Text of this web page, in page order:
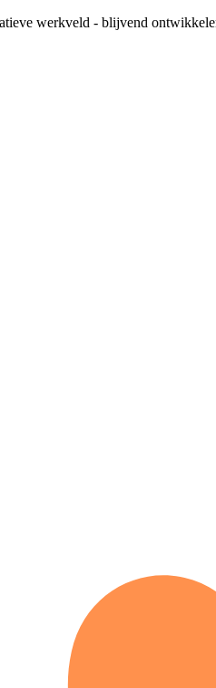
werkveld - blijvend